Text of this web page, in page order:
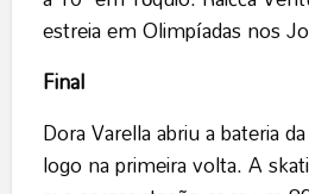
estreia em Olimpíadas nos
Final
Dora Varella abriu a bateria
logo na primeira volta. A